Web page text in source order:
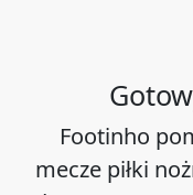
Footinho
mecze piłki